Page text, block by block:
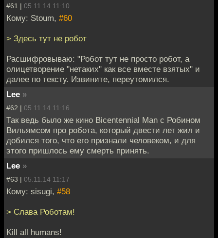
#61 | 05.11.14 11:10
Кому: Stoum, #60
> Здесь тут не робот
Расшифровываю: "Робот тут не просто робот, а
олицетворение "нетаких" как все вместе взятых" и
далее по тексту. Извините, переутомился.
Lee »
#62 | 05.11.14 11:16
Так ведь было же кино Bicentennial Man c Робином
Вильямсом про робота, который двести лет жил и
добился того, что его признали человеком, и для
этого пришлось ему смерть принять.
Lee »
#63 | 05.11.14 11:17
Кому: sisugi, #58
> Слава Роботам!
Kill all humans!